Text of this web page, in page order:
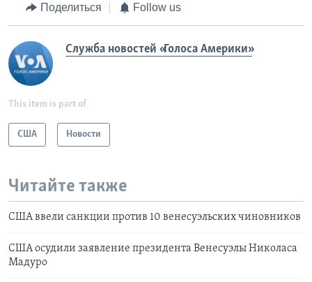
Поделиться Follow us
Служба новостей «Голоса Америки»
This item is part of
США Новости
Читайте также
США ввели санкции против 10 венесуэльских чиновников
США осудили заявление президента Венесуэлы Николаса
Мадуро